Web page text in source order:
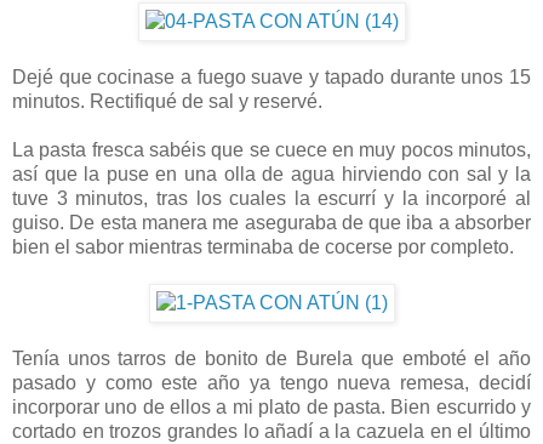
Dejé que cocinase a fuego suave y tapado durante unos 15
minutos. Rectifiqué de sal y reservé.
La pasta fresca sabéis que se cuece en muy pocos minutos,
así que la puse en una olla de agua hirviendo con sal y la
tuve 3 minutos, tras los cuales la escurrí y la incorporé al
guiso. De esta manera me aseguraba de que iba a absorber
bien el sabor mientras terminaba de cocerse por completo.
Tenía unos tarros de bonito de Burela que emboté el año
pasado y como este año ya tengo nueva remesa, decidí
incorporar uno de ellos a mi plato de pasta. Bien escurrido y
cortado en trozos grandes lo añadí a la cazuela en el último